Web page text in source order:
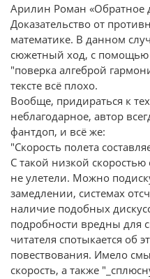
Арилин Роман «Обратное
Доказательство от
математике. В данном
сюжетный ход, с помощью
"поверка алгеброй
тексте всё плохо.
Вообще, придираться к
неблагодарное, автор
фантдоп, и всё же:
"Скорость полета
С такой низкой
не улетели. Можно
замедлении, системах
наличие подобных
подробности вредны для
читателя спотыкается об
повествования. Имело
скорость, а также